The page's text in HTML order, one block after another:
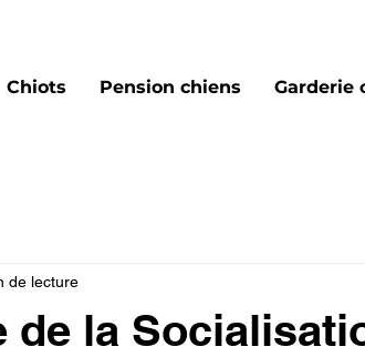
Chiots Pension chiens Garderie
de la
de lecture